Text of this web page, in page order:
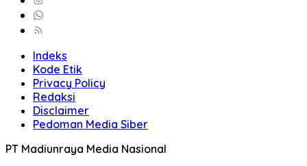
Indeks
Kode Etik
Privacy Policy
Redaksi
Disclaimer
Pedoman Media Siber
PT Madiunraya Media Nasional